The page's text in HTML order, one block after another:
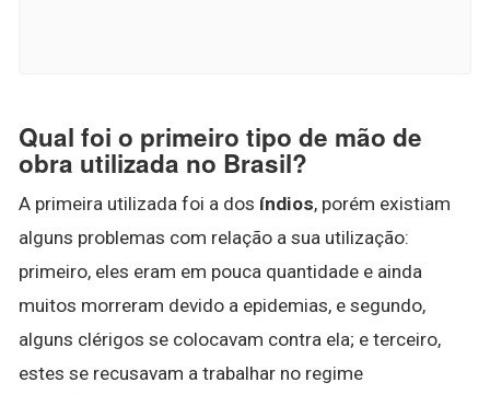
Qual foi o primeiro tipo de mão de
obra utilizada no Brasil?
A primeira utilizada foi a dos índios, porém existiam
alguns problemas com relação a sua utilização:
primeiro, eles eram em pouca quantidade e ainda
muitos morreram devido a epidemias, e segundo,
alguns clérigos se colocavam contra ela; e terceiro,
estes se recusavam a trabalhar no regime